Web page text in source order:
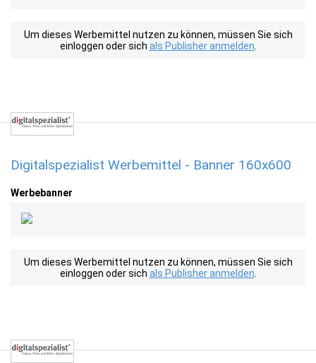
Um dieses Werbemittel nutzen zu können, müssen Sie sich
einloggen oder sich als Publisher anmelden
Digitalspezialist Werbemittel - Banner 160x600
Werbebanner
Um dieses Werbemittel nutzen zu können, müssen Sie sich
einloggen oder sich als Publisher anmelden